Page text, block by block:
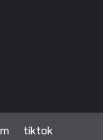
tiktok